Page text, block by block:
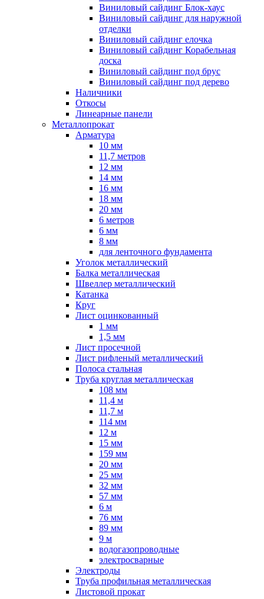
Виниловый сайдинг Блок-хаус
Виниловый сайдинг для наружной
отделки
Виниловый сайдинг елочка
Виниловый сайдинг Корабельная
доска
Виниловый сайдинг под брус
Виниловый сайдинг под дерево
Наличники
Откосы
Линеарные панели
Металлопрокат
Арматура
10 мм
11,7 метров
12 мм
14 мм
16 мм
18 мм
20 мм
6 метров
6 мм
8 мм
для ленточного фундамента
Уголок металлический
Балка металлическая
Швеллер металлический
Катанка
Круг
Лист оцинкованный
1 мм
1,5 мм
Лист просечной
Лист рифленый металлический
Полоса стальная
Труба круглая металлическая
108 мм
11,4 м
11,7 м
114 мм
12 м
15 мм
159 мм
20 мм
25 мм
32 мм
57 мм
6 м
76 мм
89 мм
9 м
водогазопроводные
электросварные
Электроды
Труба профильная металлическая
Листовой прокат